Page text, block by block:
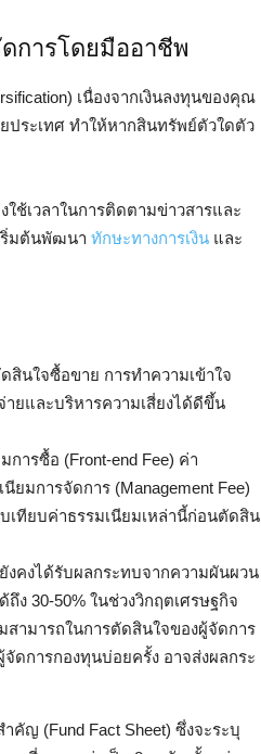
การโดยมืออาชีพ
เนื่องจากเงินลงทุนของคุณ
ประเทศ ทำให้หากสินทรัพย์ตัวใดตัว
ช้เวลาในการติดตามข่าวสารและ
ริ่มต้นพัฒนา ทักษะทางการเงิน และ
นใจซื้อขาย การทำความเข้าใจ
ยและบริหารความเสี่ยงได้ดีขึ้น
ารซื้อ (Front-end Fee) ค่า
มการจัดการ (Management Fee)
ทียบค่าธรรมเนียมเหล่านี้ก่อนตัดสิน
งคงได้รับผลกระทบจากความผันผวน
30-50% ในช่วงวิกฤตเศรษฐกิจ
ามารถในการตัดสินใจของผู้จัดการ
ดการกองทุนบ่อยครั้ง อาจส่งผลกระ
คัญ (Fund Fact Sheet) ซึ่งจะระบุ